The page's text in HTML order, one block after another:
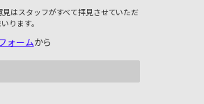
はスタッフがすべて拝見させていただ
ります。
ォームから